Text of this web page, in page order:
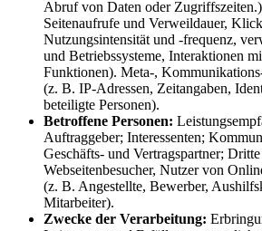
Abruf von Daten oder
Seitenaufrufe und Verweildauer,
Nutzungsintensität und -frequenz,
und Betriebssysteme, Interaktionen
Funktionen). Meta-,
(z. B. IP-Adressen, Zeitangaben,
beteiligte Personen).
Betroffene Personen:
Auftraggeber; Interessenten;
Geschäfts- und Vertragspartner;
Webseitenbesucher, Nutzer von
(z. B. Angestellte, Bewerber,
Mitarbeiter).
Zwecke der Verarbeitung: